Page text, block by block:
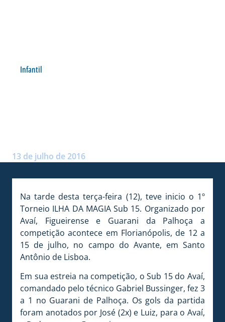
Infantil
13 de julho de 2016
Na tarde desta terça-feira (12), teve inicio o 1º
Torneio ILHA DA MAGIA Sub 15. Organizado por
Avaí, Figueirense e Guarani da Palhoça a
competição acontece em Florianópolis, de 12 a
15 de julho, no campo do Avante, em Santo
Antônio de Lisboa.
Em sua estreia na competição, o Sub 15 do Avaí,
comandado pelo técnico Gabriel Bussinger, fez 3
a 1 no Guarani de Palhoça. Os gols da partida
foram anotados por José (2x) e Luiz, para o Avaí,